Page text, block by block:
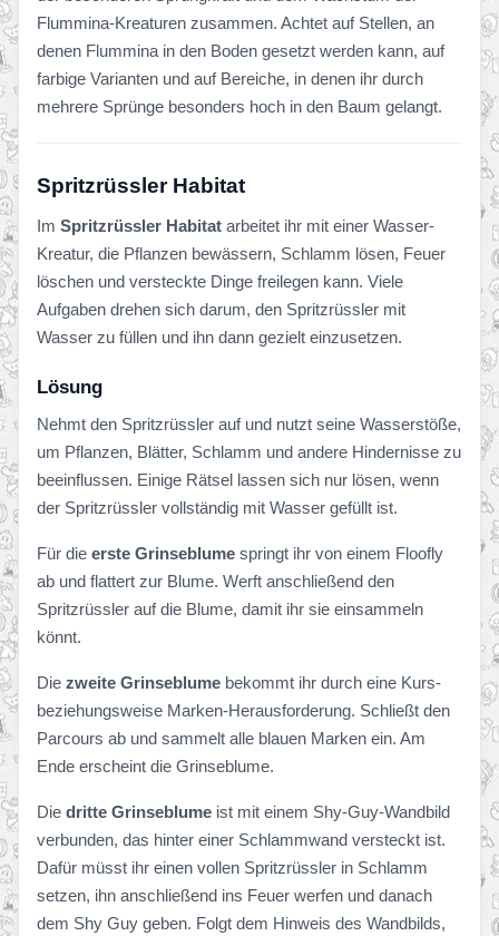
Flummina-Kreaturen zusammen. Achtet auf Stellen, an
denen Flummina in den Boden gesetzt werden kann, auf
farbige Varianten und auf Bereiche, in denen ihr durch
mehrere Sprünge besonders hoch in den Baum gelangt.
Spritzrüssler Habitat
Im Spritzrüssler Habitat arbeitet ihr mit einer Wasser-
Kreatur, die Pflanzen bewässern, Schlamm lösen, Feuer
löschen und versteckte Dinge freilegen kann. Viele
Aufgaben drehen sich darum, den Spritzrüssler mit
Wasser zu füllen und ihn dann gezielt einzusetzen.
Lösung
Nehmt den Spritzrüssler auf und nutzt seine Wasserstöße,
um Pflanzen, Blätter, Schlamm und andere Hindernisse zu
beeinflussen. Einige Rätsel lassen sich nur lösen, wenn
der Spritzrüssler vollständig mit Wasser gefüllt ist.
Für die erste Grinseblume springt ihr von einem Floofly
ab und flattert zur Blume. Werft anschließend den
Spritzrüssler auf die Blume, damit ihr sie einsammeln
könnt.
Die zweite Grinseblume bekommt ihr durch eine Kurs-
beziehungsweise Marken-Herausforderung. Schließt den
Parcours ab und sammelt alle blauen Marken ein. Am
Ende erscheint die Grinseblume.
Die dritte Grinseblume ist mit einem Shy-Guy-Wandbild
verbunden, das hinter einer Schlammwand versteckt ist.
Dafür müsst ihr einen vollen Spritzrüssler in Schlamm
setzen, ihn anschließend ins Feuer werfen und danach
dem Shy Guy geben. Folgt dem Hinweis des Wandbilds,